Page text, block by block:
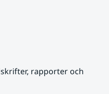
rapporter och